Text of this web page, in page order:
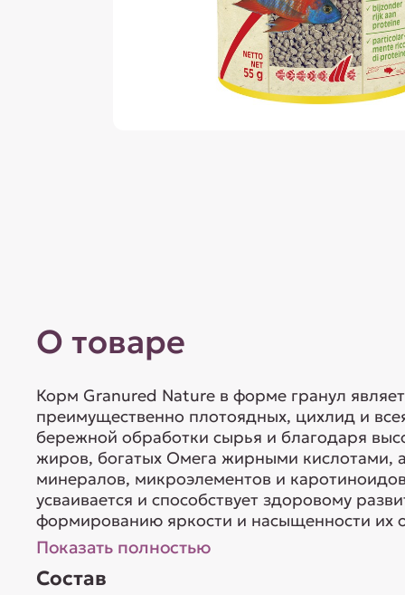
О товаре
Корм Granured Nature в форме гранул
преимущественно плотоядных, цихлид и
бережной обработки сырья и благодаря
жиров, богатых Омега жирными кислотами,
минералов, микроэлементов и
усваивается и способствует здоровому
формированию яркости и насыщенности их
Показать полностью
Состав